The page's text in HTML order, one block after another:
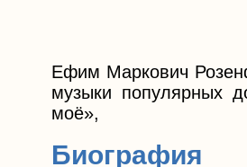
Ефим Маркович
музыки популярных
моё»,
Биография